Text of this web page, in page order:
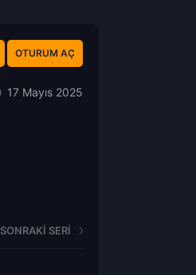
OTURUM AÇ
17 Mayıs 2025
SONRAKI SERI